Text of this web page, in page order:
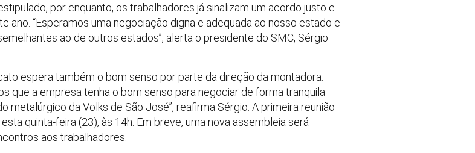
por enquanto, os trabalhadores já sinalizam um acordo justo e
ano. “Esperamos uma negociação digna e adequada ao nosso estado e
ao de outros estados”, alerta o presidente do SMC, Sérgio
espera também o bom senso por parte da direção da montadora.
que a empresa tenha o bom senso para negociar de forma tranquila
metalúrgico da Volks de São José”, reafirma Sérgio. A primeira reunião
quinta-feira (23), às 14h. Em breve, uma nova assembleia será
aos trabalhadores.